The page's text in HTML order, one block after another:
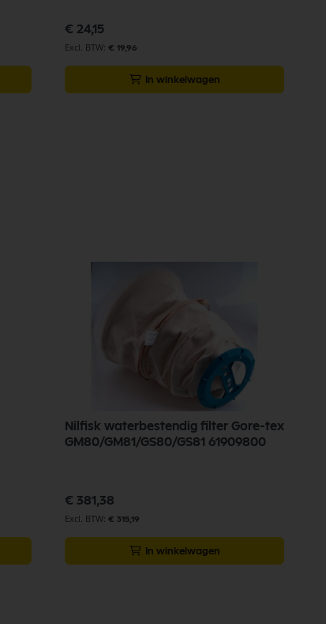
€ 24,15
€ 19,96
In winkelwagen
Nilfisk waterbestendig filter Gore-tex
GM80/GM81/GS80/GS81 61909800
€ 381,38
€ 315,19
In winkelwagen